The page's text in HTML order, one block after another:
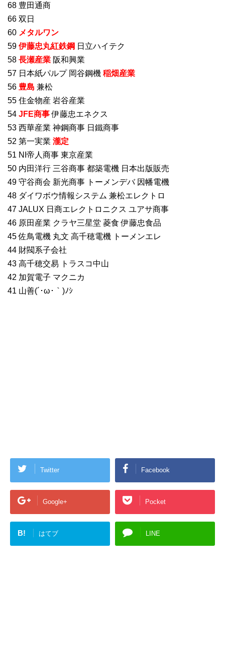
68 豊田通商
66 双日
60 メタルワン
59 伊藤忠丸紅鉄鋼 日立ハイテク
58 長瀬産業 阪和興業
57 日本紙パルプ 岡谷鋼機 稲畑産業
56 豊島 兼松
55 住金物産 岩谷産業
54 JFE商事伊藤忠エネクス
53 西華産業 神鋼商事 日鐵商事
52 第一実業 瀧定
51 NI帝人商事 東京産業
50 内田洋行 三谷商事 都築電機 日本出版販売
49 守谷商会 新光商事 トーメンデバ 因幡電機
48 ダイワボウ情報システム 兼松エレクトロ
47 JALUX 日商エレクトロニクス ユアサ商事
46 原田産業 クラヤ三星堂 菱食 伊藤忠食品
45 佐鳥電機 丸文 高千穂電機 トーメンエレ
44 財閥系子会社
43 高千穂交易 トラスコ中山
42 加賀電子 マクニカ
41 山善(´･ω･｀)ﾉｼ
Twitter Facebook
Google+ Pocket
B! はてブ LINE